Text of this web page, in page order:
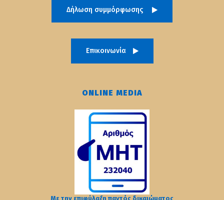
Δήλωση συμμόρφωσης
Επικοινωνία
ONLINE MEDIA
Με την επιφύλαξη παντός δικαιώματος